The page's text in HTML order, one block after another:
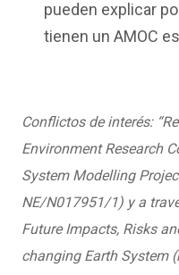
pueden explicar
tienen un AMOC
Conflictos de interés:
Environment Research
System Modelling
NE/N017951/1) y a
Future Impacts, Risks
changing Earth System